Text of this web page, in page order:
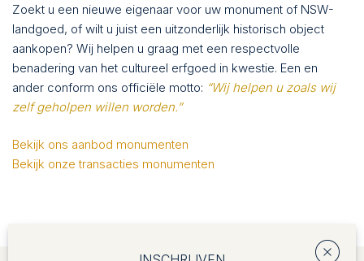
Zoekt u een nieuwe eigenaar voor uw monument of NSW-
landgoed, of wilt u juist een uitzonderlijk historisch object
aankopen? Wij helpen u graag met een respectvolle
benadering van het cultureel erfgoed in kwestie. Een en
ander conform ons officiële motto: “Wij helpen u zoals wij
zelf geholpen willen worden.”
Bekijk ons aanbod monumenten
Bekijk onze transacties monumenten